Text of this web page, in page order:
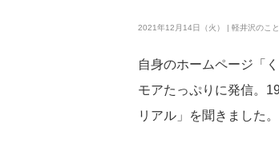
2021年12月14日（火） | 軽井沢のこと
自身のホームページ「
モアたっぷりに発信。
リアル」を聞きました。